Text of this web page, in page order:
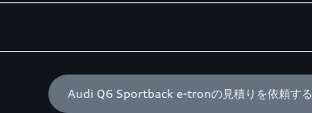
Audi Q6 Sportback e-tronの見積りを依頼する